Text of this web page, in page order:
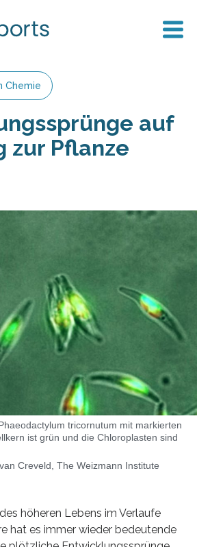
Chemie
auf
zur Pflanze
tricornutum mit markierten
ist grün und die Chloroplasten sind
Creveld, The Weizmann Institute
höheren Lebens im Verlaufe
hat es immer wieder bedeutende